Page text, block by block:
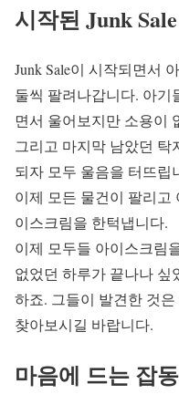
시작된 Junk Sale
Junk Sale이 시작되면서
둘씩 팔려나갑니다. 아
면서 울어보지만 소용이
그리고 마지막 남았던
되자 모두 울음을 터뜨립
이제 모든 물건이 팔리고
이스크림을 한턱냅니다.
이제 모두들 아이스크림
없었던 하루가 끝나나 싶
하죠. 그들이 발견한 것
찾아보시길 바랍니다.
마음에 드는 잡